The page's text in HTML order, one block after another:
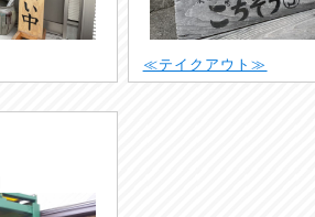
≪テイクアウト≫